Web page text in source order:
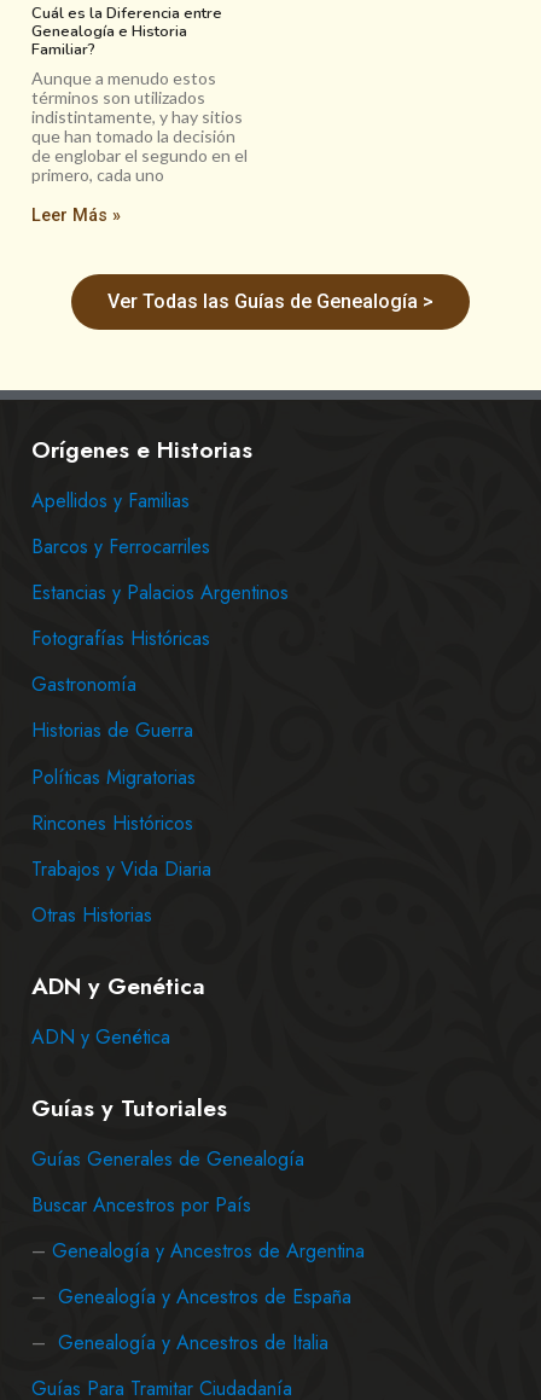
Cuál es la Diferencia entre
Genealogía e Historia
Familiar?
Aunque a menudo estos
términos son utilizados
indistintamente, y hay sitios
que han tomado la decisión
de englobar el segundo en el
primero, cada uno
Leer Más »
Ver Todas las Guías de Genealogía >
Orígenes e Historias
Apellidos y Familias
Barcos y Ferrocarriles
Estancias y Palacios Argentinos
Fotografías Históricas
Gastronomía
Historias de Guerra
Políticas Migratorias
Rincones Históricos
Trabajos y Vida Diaria
Otras Historias
ADN y Genética
ADN y Genética
Guías y Tutoriales
Guías Generales de Genealogía
Buscar Ancestros por País
– Genealogía y Ancestros de Argentina
– Genealogía y Ancestros de España
– Genealogía y Ancestros de Italia
Guías Para Tramitar Ciudadanía